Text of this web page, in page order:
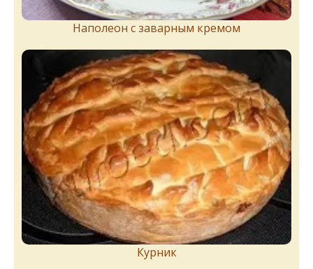
Наполеон с заварным кремом
Курник